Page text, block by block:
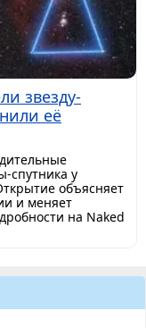
звезду-
её
спутника у
объясняет
и меняет
на Naked